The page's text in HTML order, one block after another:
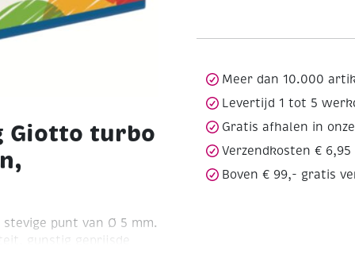
Giotto turbo
punt van Ø 5 mm.
gunstig geprijsde
school,
Meer dan 10.000
Levertijd 1 tot 5
Gratis afhalen in
Verzendkosten € 6,95
Boven € 99,- gratis